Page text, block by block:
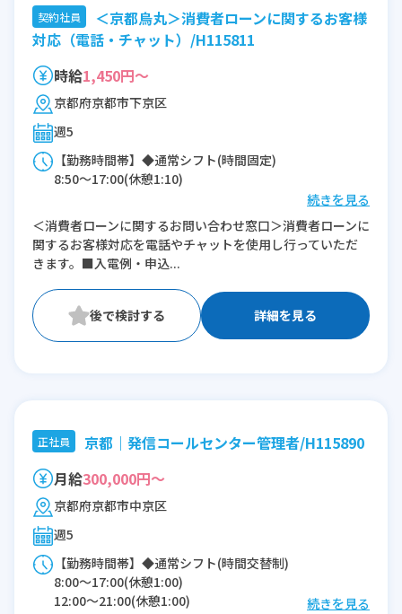
契約社員
＜京都烏丸＞消費者ローンに関するお客様
対応（電話・チャット）/H115811
時給1,450円～
京都府京都市下京区
週5
【勤務時間帯】◆通常シフト(時間固定)
8:50〜17:00(休憩1:10)
※残業：1〜5時間程度/月
続きを見る
＜消費者ローンに関するお問い合わせ窓口＞消費者ローンに
関するお客様対応を電話やチャットを使用し行っていただ
きます。■入電例・申込...
詳細を見る
正社員
京都｜発信コールセンター管理者/H115890
月給300,000円～
京都府京都市中京区
週5
【勤務時間帯】◆通常シフト(時間交替制)
8:00〜17:00(休憩1:00)
12:00〜21:00(休憩1:00)
続きを見る